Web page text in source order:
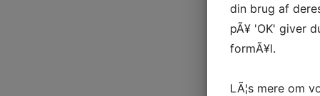
din brug af
pÃ¥ 'OK' giver
formÃ¥l.
LÃ¦s mere om